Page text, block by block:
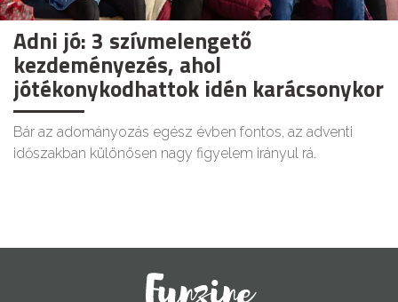
Adni jó: 3 szívmelengető
kezdeményezés, ahol
jótékonykodhattok idén karácsonykor
Bár az adományozás egész évben fontos, az adventi
időszakban különösen nagy figyelem irányul rá.